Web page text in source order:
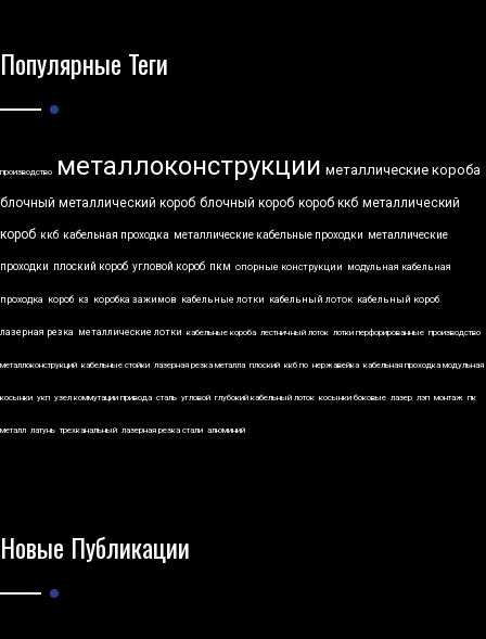
Популярные Теги
производство металлоконструкции металлические короба
блочный металлический короб блочный короб короб ккб металлический
короб ккб кабельная проходка металлические кабельные проходки металлические
проходки плоский короб угловой короб пкм опорные конструкции модульная кабельная
проходка короб кз коробка зажимов кабельные лотки кабельный лоток кабельный короб
лазерная резка металлические лотки кабельные короба лестничный лоток лотки перфорированные производство
металлоконструкций кабельные стойки лазерная резка металла плоский ккб по нержавейка кабельная проходка модульная
косынки укп узел коммутации привода сталь угловой глубокий кабельный лоток косынки боковые лазер лэп монтаж пк
металл латунь трехканальный лазерная резка стали алюминий
Новые Публикации